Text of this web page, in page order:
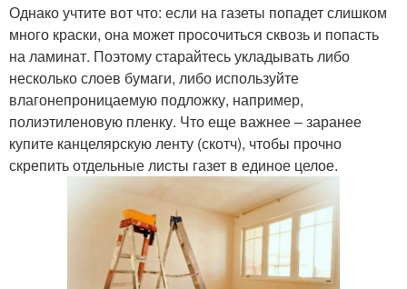
Однако учтите вот что: если на газеты попадет слишком
много краски, она может просочиться сквозь и попасть
на ламинат. Поэтому старайтесь укладывать либо
несколько слоев бумаги, либо используйте
влагонепроницаемую подложку, например,
полиэтиленовую пленку. Что еще важнее – заранее
купите канцелярскую ленту (скотч), чтобы прочно
скрепить отдельные листы газет в единое целое.